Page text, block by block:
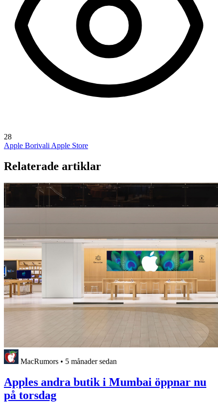
28
Apple Borivali Apple Store
Relaterade artiklar
MacRumors • 5 månader sedan
Apples andra butik i Mumbai öppnar nu
på torsdag